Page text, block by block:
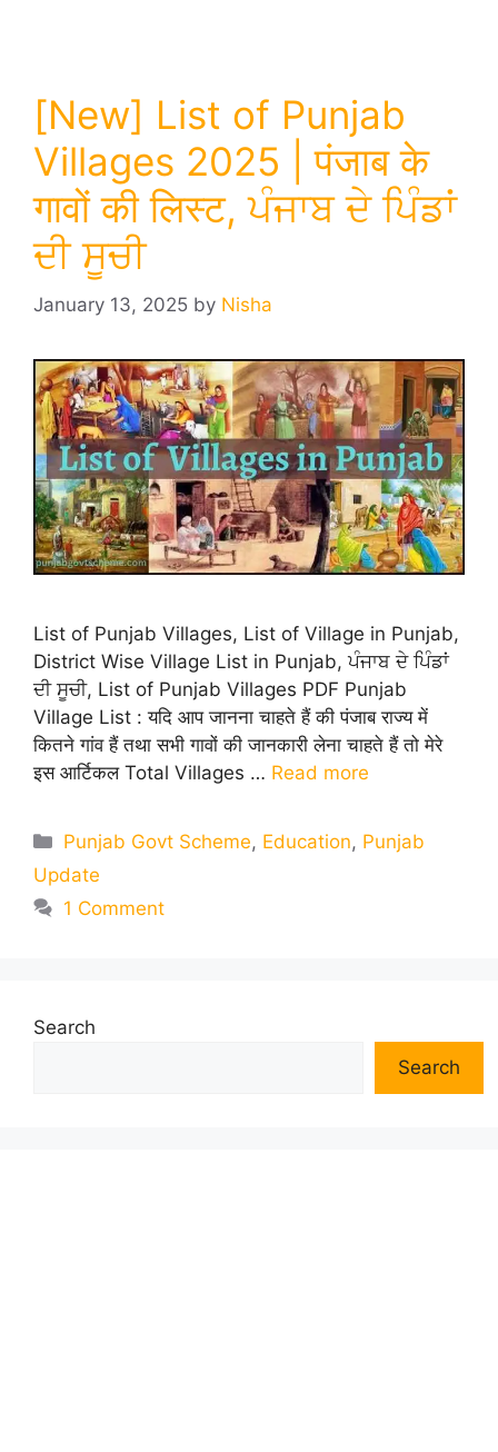
[New] List of Punjab
Villages 2025 | पंजाब के
गावों की लिस्ट, ਪੰਜਾਬ ਦੇ ਪਿੰਡਾਂ
ਦੀ ਸੂਚੀ
January 13, 2025 by Nisha
List of Punjab Villages, List of Village in Punjab,
District Wise Village List in Punjab, ਪੰਜਾਬ ਦੇ ਪਿੰਡਾਂ
ਦੀ ਸੂਚੀ, List of Punjab Villages PDF Punjab
Village List : यदि आप जानना चाहते हैं की पंजाब राज्य में
कितने गांव हैं तथा सभी गावों की जानकारी लेना चाहते हैं तो मेरे
इस आर्टिकल Total Villages … Read more
Categories
Punjab Govt Scheme, Education, Punjab
Update
1 Comment
Search
Search